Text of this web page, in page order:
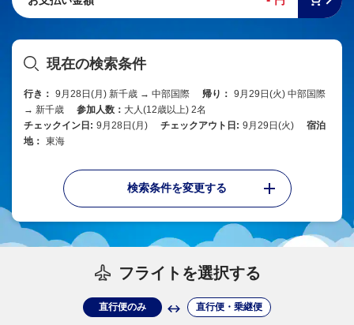
現在の検索条件
行き： 9月28日(月) 新千歳 → 中部国際 帰り： 9月29日(火) 中部国際
→ 新千歳
参加人数： 大人(12歳以上) 2名
チェックイン日: 9月28日(月) チェックアウト日: 9月29日(火)
宿泊
地： 東海
検索条件を変更する
フライトを選択する
直行便のみ 直行便・乗継便